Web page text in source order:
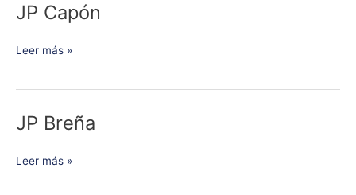
JP Capón
JP
Leer más »
JP Breña
JP
Leer más »